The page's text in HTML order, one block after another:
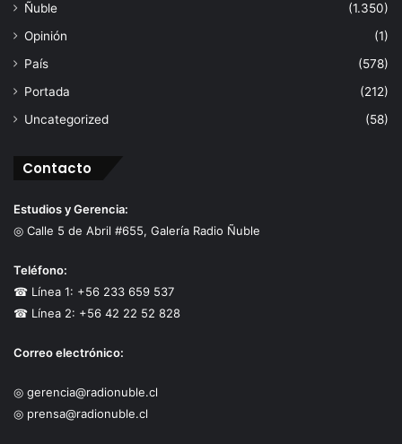
Ñuble
(1.350)
Opinión
(1)
País
(578)
Portada
(212)
Uncategorized
(58)
Contacto
Estudios y Gerencia:
◎ Calle 5 de Abril #655, Galería Radio Ñuble
Teléfono:
☎ Línea 1: +56 233 659 537
☎ Línea 2: +56 42 22 52 828
Correo electrónico:
◎ gerencia@radionuble.cl
◎ prensa@radionuble.cl